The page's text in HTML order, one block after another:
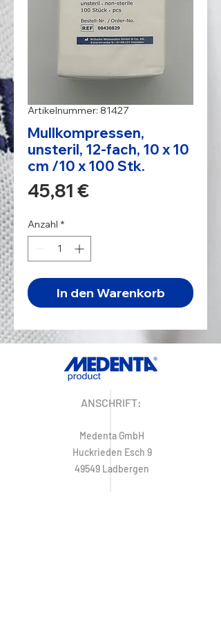
Artikelnummer: 81427
Mullkompressen,
unsteril, 12-fach, 10 x 10
cm /10 x 100 Stk.
45,81 €Preis
Anzahl *
In den Warenkorb
ANSCHRIFT:
Medenta GmbH
Huckrieden Esch 9
49549 Ladbergen